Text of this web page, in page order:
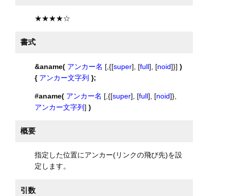
★★★★☆
書式
&aname( アンカー名 [,{[super], [full], [noid]}])
{ アンカー文字列 };
#aname( アンカー名 [,{[super], [full], [noid]},
アンカー文字列])
概要
指定した位置にアンカー(リンクの飛び先)を設
定します。
引数